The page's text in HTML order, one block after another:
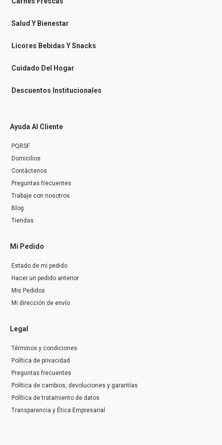
s
s
n
g
r
Salud Y Bienestar
Licores Bebidas Y Snacks
Cuidado Del Hogar
Descuentos Institucionales
Ayuda Al Cliente
PQRSF
Domicilios
Contáctenos
Preguntas frecuentes
Trabaje con nosotros
Blog
Tiendas
Mi Pedido
Estado de mi pedido
Hacer un pedido anterior
Mis Pedidos
Mi dirección de envío
Legal
Términos y condiciones
Política de privacidad
Preguntas frecuentes
Política de cambios, devoluciones y garantías
Política de tratamiento de datos
Transparencia y Ética Empresarial